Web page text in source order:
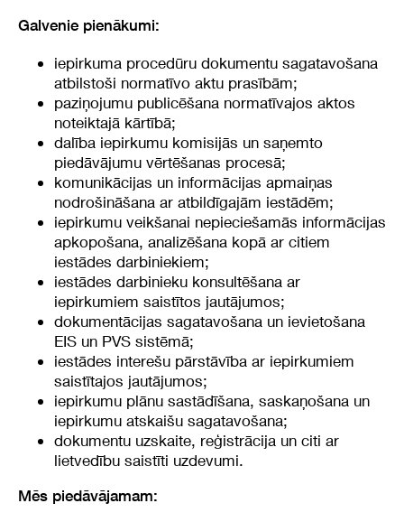
Galvenie pienākumi:
iepirkuma procedūru dokumentu sagatavošana
atbilstoši normatīvo aktu prasībām;
paziņojumu publicēšana normatīvajos aktos
noteiktajā kārtībā;
dalība iepirkumu komisijās un saņemto
piedāvājumu vērtēšanas procesā;
komunikācijas un informācijas apmaiņas
nodrošināšana ar atbildīgajām iestādēm;
iepirkumu veikšanai nepieciešamās informācijas
apkopošana, analizēšana kopā ar citiem
iestādes darbiniekiem;
iestādes darbinieku konsultēšana ar
iepirkumiem saistītos jautājumos;
dokumentācijas sagatavošana un ievietošana
EIS un PVS sistēmā;
iestādes interešu pārstāvība ar iepirkumiem
saistītajos jautājumos;
iepirkumu plānu sastādīšana, saskaņošana un
iepirkumu atskaišu sagatavošana;
dokumentu uzskaite, reģistrācija un citi ar
lietvedību saistīti uzdevumi.
Mēs piedāvājamam: